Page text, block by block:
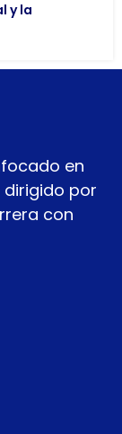
y la
en
dirigido por
con